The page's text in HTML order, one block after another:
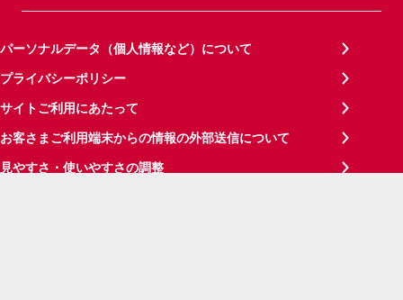
パーソナルデータ（個人情報など）について
プライバシーポリシー
サイトご利用にあたって
お客さまご利用端末からの情報の外部送信について
見やすさ・使いやすさの調整